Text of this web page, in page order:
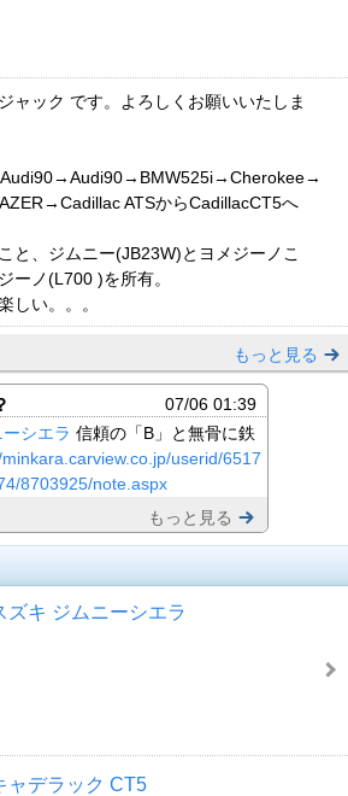
ャック です。よろしくお願いいたしま
ATSからCadillacCT5へ
と、ジムニー(JB23W)とヨメジーノこ
ーノ(L700 )を所有。
しい。。。
もっと見る
07/06 01:39
シエラ 信頼の「B」と無骨に鉄
userid/6517
8703925/note.aspx
もっと見る
ズキ ジムニーシエラ
ャデラック CT5